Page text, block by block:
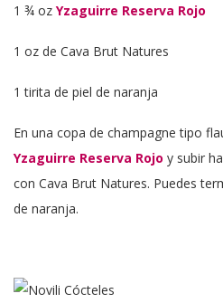
1 ¾ oz Yzaguirre Reserva Rojo
1 oz de Cava Brut Natures
1 tirita de piel de naranja
En una copa de champagne tipo
Yzaguirre Reserva Rojo y subir
con Cava Brut Natures. Puedes
de naranja.